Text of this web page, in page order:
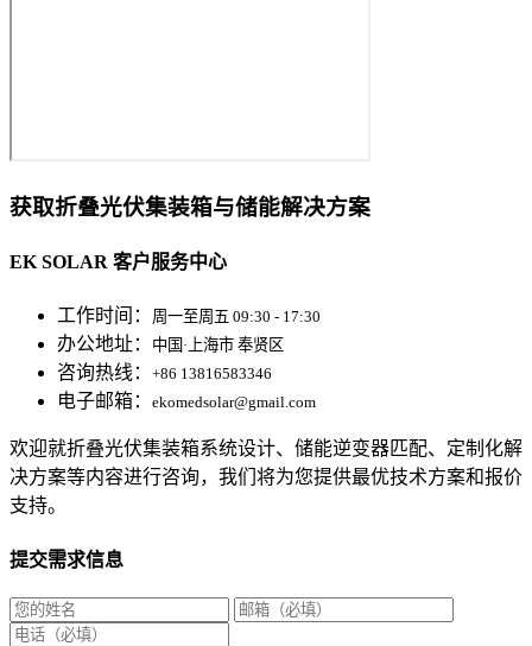
获取折叠光伏集装箱与储能解决方案
EK SOLAR 客户服务中心
工作时间： 周一至周五 09:30 - 17:30
办公地址： 中国·上海市 奉贤区
咨询热线： +86 13816583346
电子邮箱： ekomedsolar@gmail.com
欢迎就折叠光伏集装箱系统设计、储能逆变器匹配、定制化解
决方案等内容进行咨询，我们将为您提供最优技术方案和报价
支持。
提交需求信息